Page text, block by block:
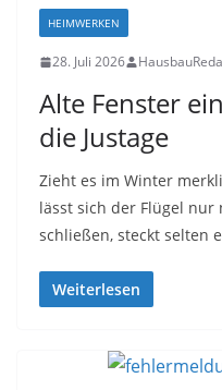
HEIMWERKEN
28. Juli 2026
Alte Fenster
die Justage
Zieht es im Winter
lässt sich der Flügel
schließen, steckt selten
Weiterlesen